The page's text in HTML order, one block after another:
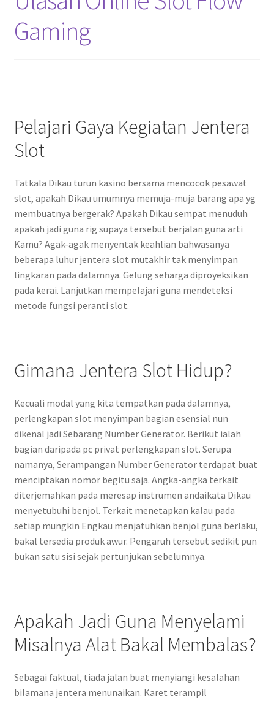
Gaming
Pelajari Gaya Kegiatan Jentera
Slot
Tatkala Dikau turun kasino bersama mencocok pesawat
slot, apakah Dikau umumnya memuja-muja barang apa yg
membuatnya bergerak? Apakah Dikau sempat menuduh
apakah jadi guna rig supaya tersebut berjalan guna arti
Kamu? Agak-agak menyentak keahlian bahwasanya
beberapa luhur jentera slot mutakhir tak menyimpan
lingkaran pada dalamnya. Gelung seharga diproyeksikan
pada kerai. Lanjutkan mempelajari guna mendeteksi
metode fungsi peranti slot.
Gimana Jentera Slot Hidup?
Kecuali modal yang kita tempatkan pada dalamnya,
perlengkapan slot menyimpan bagian esensial nun
dikenal jadi Sebarang Number Generator. Berikut ialah
bagian daripada pc privat perlengkapan slot. Serupa
namanya, Serampangan Number Generator terdapat buat
menciptakan nomor begitu saja. Angka-angka terkait
diterjemahkan pada meresap instrumen andaikata Dikau
menyetubuhi benjol. Terkait menetapkan kalau pada
setiap mungkin Engkau menjatuhkan benjol guna berlaku,
bakal tersedia produk awur. Pengaruh tersebut sedikit pun
bukan satu sisi sejak pertunjukan sebelumnya.
Apakah Jadi Guna Menyelami
Misalnya Alat Bakal Membalas?
Sebagai faktual, tiada jalan buat menyiangi kesalahan
bilamana jentera menunaikan. Karet terampil